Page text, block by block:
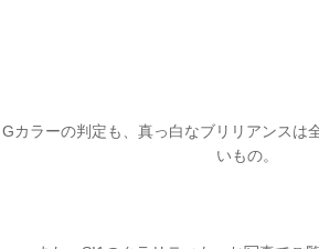
Gカラーの判定も、真っ白なブリリアンスは
いもの。